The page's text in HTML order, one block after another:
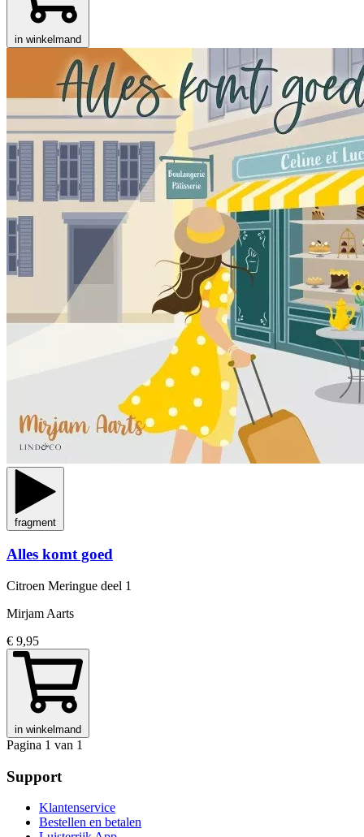
in winkelmand
fragment
Alles komt goed
Citroen Meringue deel 1
Mirjam Aarts
€ 9,95
in winkelmand
Pagina 1 van 1
Support
Klantenservice
Bestellen en betalen